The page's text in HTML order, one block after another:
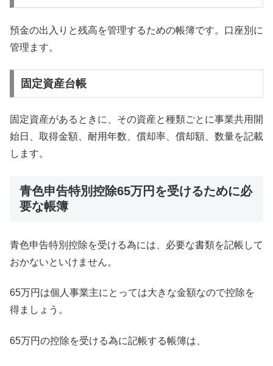
預金の出入りと残高を管理するための帳簿です。口座別に
管理ます。
固定資産台帳
固定資産があるときに、その資産と種類ごとに事業共用開
始日、取得金額、耐用年数、償却率、償却額、数量を記載
します。
青色申告特別控除65万円を受けるために必
要な帳簿
青色申告特別控除を受ける為には、必要な書類を記帳して
おかないといけません。
65万円は個人事業主にとっては大きな金額なので控除を
得ましょう。
65万円の控除を受ける為に記帳する帳簿は、